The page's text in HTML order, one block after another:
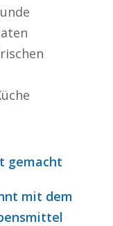
gemacht
mit dem